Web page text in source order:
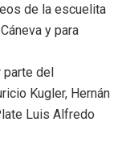
de la escuelita
y para
parte del
Kugler, Hernán
Luis Alfredo